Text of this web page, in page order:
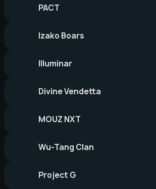
PACT
Izako Boars
Illuminar
Divine Vendetta
MOUZ NXT
Wu-Tang Clan
Project G